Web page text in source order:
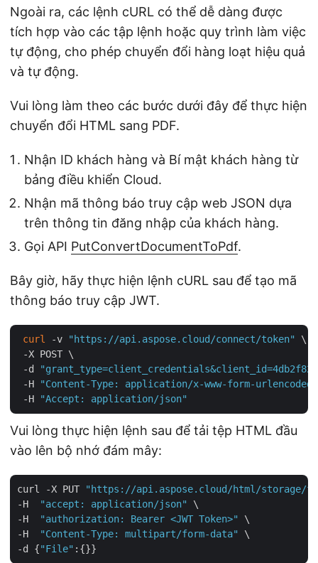
Ngoài ra, các lệnh cURL có thể dễ dàng được
tích hợp vào các tập lệnh hoặc quy trình làm việc
tự động, cho phép chuyển đổi hàng loạt hiệu quả
và tự động.
Vui lòng làm theo các bước dưới đây để thực hiện
chuyển đổi HTML sang PDF.
Nhận ID khách hàng và Bí mật khách hàng từ
bảng điều khiển Cloud.
Nhận mã thông báo truy cập web JSON dựa
trên thông tin đăng nhập của khách hàng.
Gọi API PutConvertDocumentToPdf.
Bây giờ, hãy thực hiện lệnh cURL sau để tạo mã
thông báo truy cập JWT.
curl -v "https://api.aspose.cloud/connect/token"
\
-X POST \
-d
"grant_type=client_credentials&client_id=4db2f826-
-H
"Content-Type: application/x-www-form-urlencoded"
-H
"Accept: application/json"
Vui lòng thực hiện lệnh sau để tải tệp HTML đầu
vào lên bộ nhớ đám mây:
curl -X PUT
"https://api.aspose.cloud/html/storage/
-H
"accept: application/json"
\
-H
"authorization: Bearer <JWT Token>"
\
-H
"Content-Type: multipart/form-data"
\
-d {"File"